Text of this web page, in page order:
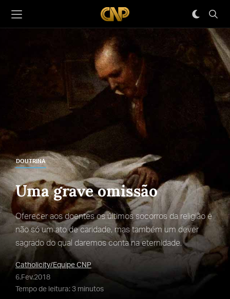
DOUTRINA
Uma grave omissão
Oferecer aos doentes os últimos socorros da religião é
não só um ato de caridade, mas também um dever
sagrado do qual daremos conta na eternidade.
Catholicity/Equipe CNP
6.Fev.2018
Tempo de leitura: 3 minutos